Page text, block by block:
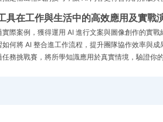
具在工作與生活中的高效應用及實戰
實際案例，獲得運用 AI 進行文案與圖像創作的實戰
如何將 AI 整合進工作流程，提升團隊協作效率與成
任務挑戰賽，將所學知識應用於真實情境，驗證你